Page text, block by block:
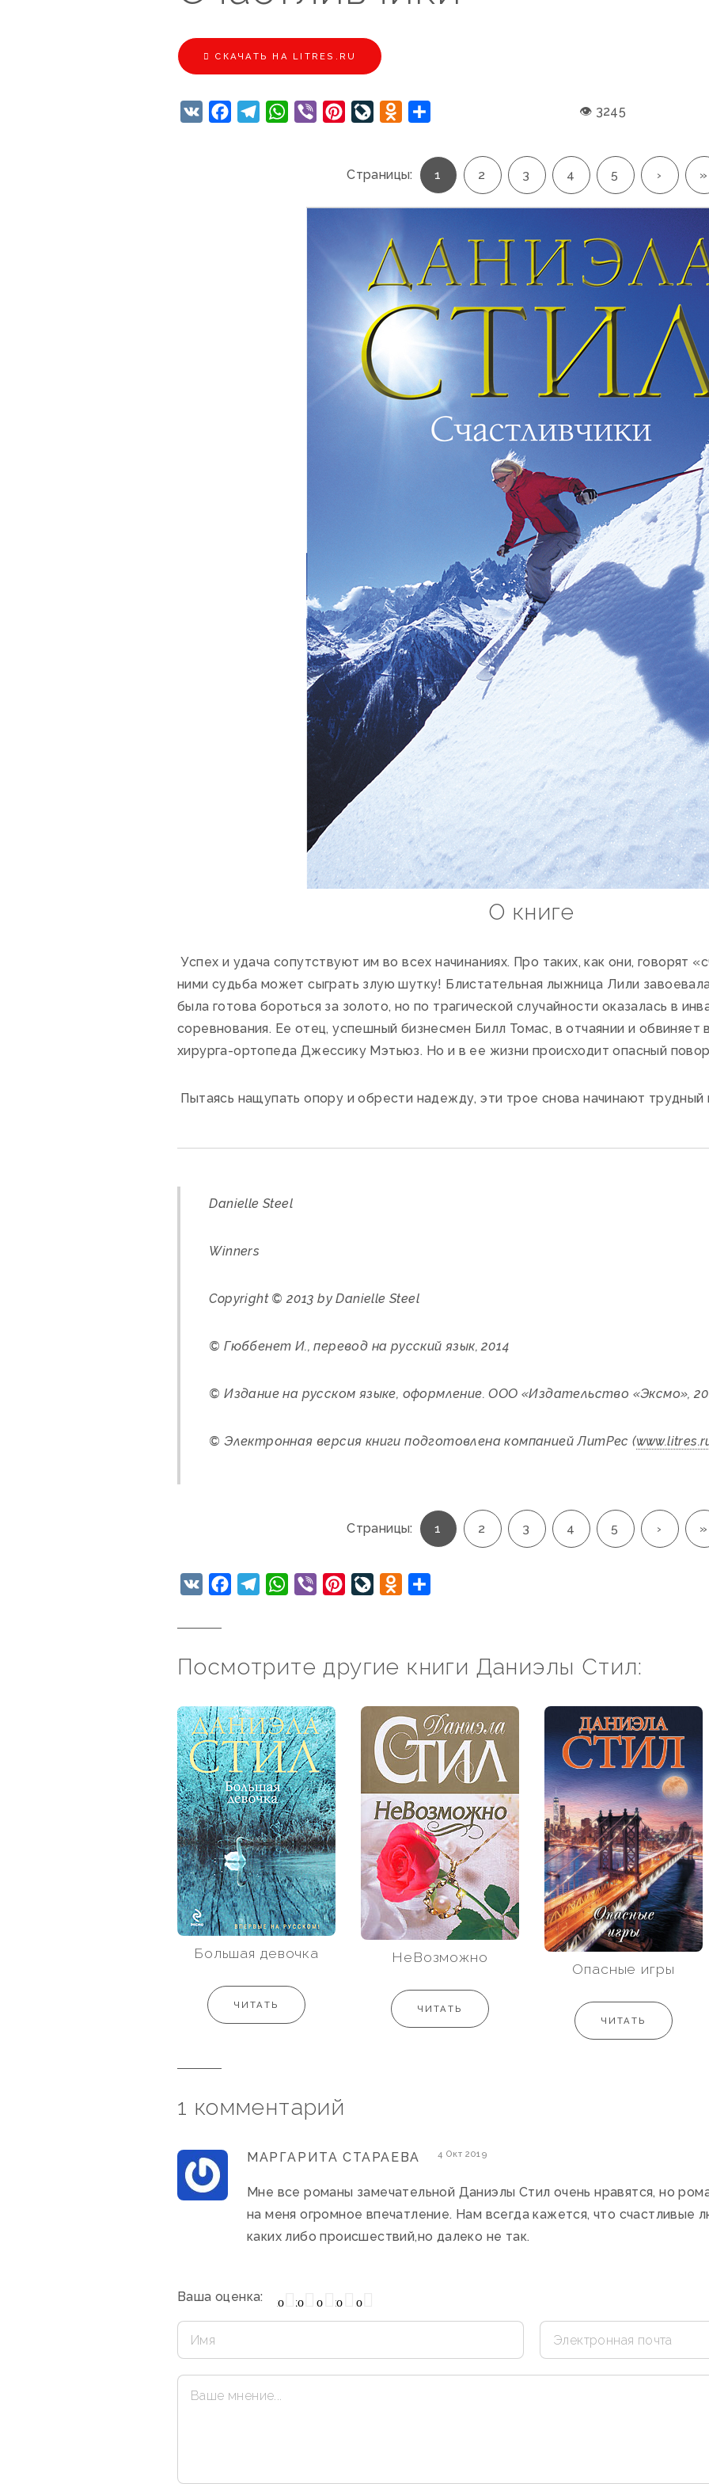
CКАЧАТЬ НА LITRES.RU
VK FacebookTelegramWhatsApp
Viber PinterestLiveJournalOdnoklassniki 👁 3245
Страницы: 1 2 3 4 5 › »
О книге
Успех и удача сопутствуют им во всех начинаниях. Про таких, как они, говорят
ними судьба может сыграть злую шутку! Блистательная лыжница Лили
была готова бороться за золото, но по трагической случайности оказалась в
соревнования. Ее отец, успешный бизнесмен Билл Томас, в отчаянии и обвиняет
хирурга-ортопеда Джессику Мэтьюз. Но и в ее жизни происходит опасный
Пытаясь нащупать опору и обрести надежду, эти трое снова начинают трудный
Danielle Steel
Winners
Copyright © 2013 by Danielle Steel
© Гюббенет И., перевод на русский язык, 2014
© Издание на русском языке, оформление. ООО «Издательство «Эксмо»,
© Электронная версия книги подготовлена компанией ЛитРес (
Страницы: 1 2 3 4 5 › »
VK FacebookTelegramWhatsApp
Viber PinterestLiveJournalOdnoklassniki
Посмотрите другие книги Даниэлы Стил:
Большая девочка
ЧИТАТЬ
НеВозможно
ЧИТАТЬ
Опасные игры
ЧИТАТЬ
1 комментарий
МАРГАРИТА СТАРАЕВА 4 Окт 2019
Мне все романы замечательной Даниэлы Стил очень нравятся, но
на меня огромное впечатление. Нам всегда кажется, что счастливые
каких либо происшествий,но далеко не так.
Ваша оценка: Отлично
Хорошо
Нормально
Плохо
Очень плохо